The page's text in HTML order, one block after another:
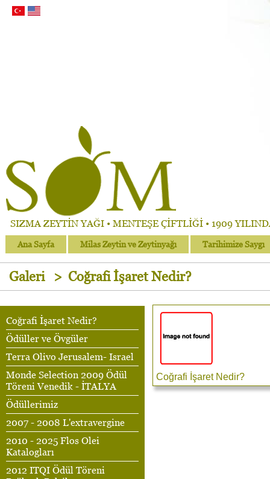
SIZMA ZEYTİN YAĞI • MENTEŞE ÇİFTLİĞİ • 1909
Ana Sayfa Milas Zeytin ve Zeytinyağı Tarihimize Saygı
Galeri > Coğrafi İşaret Nedir?
Coğrafi İşaret Nedir?
Ödüller ve Övgüler
Terra Olivo Jerusalem- Israel
Monde Selection 2009 Ödül
Töreni Venedik - İTALYA
Ödüllerimiz
2007 - 2008 L'extravergine
2010 - 2025 Flos Olei
Katalogları
2012 ITQI Ödül Töreni
Coğrafi İşaret Nedir?